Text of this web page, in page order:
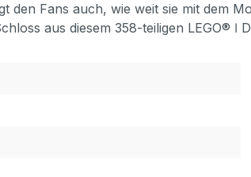
den Fans auch, wie weit sie mit dem
aus diesem 358-teiligen LEGO®